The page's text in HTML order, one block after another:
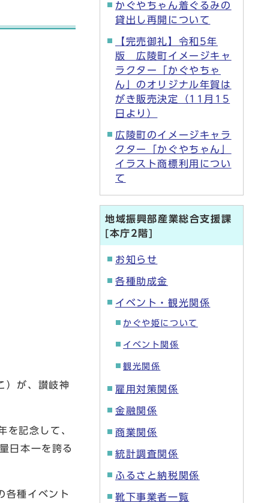
）が、讃岐神
記念して、
日本一を誇る
各種イベント
かぐやちゃん着ぐるみの
貸出し再開について
【完売御礼】令和5年
版 広陵町イメージキャ
ラクター「かぐやちゃ
ん」のオリジナル年賀は
がき販売決定（11月15
日より）
広陵町のイメージキャラ
クター「かぐやちゃん」
イラスト商標利用につい
て
地域振興部産業総合支援課
[本庁2階]
お知らせ
各種助成金
イベント・観光関係
かぐや姫について
イベント関係
観光関係
雇用対策関係
金融関係
商業関係
統計調査関係
ふるさと納税関係
靴下事業者一覧